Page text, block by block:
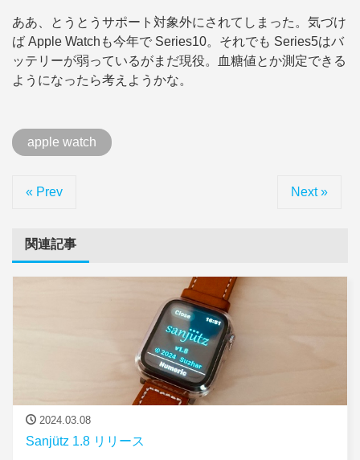
ああ、とうとうサポート対象外にされてしまった。気づけ
ば Apple Watchも今年で Series10。それでも Series5はバ
ッテリーが弱っているがまだ現役。血糖値とか測定できる
ようになったら考えようかな。
apple watch
« Prev Next »
関連記事
2024.03.08
Sanjütz 1.8 リリース